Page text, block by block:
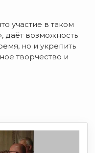
участие в таком
даёт возможность
но и укрепить
творчество и